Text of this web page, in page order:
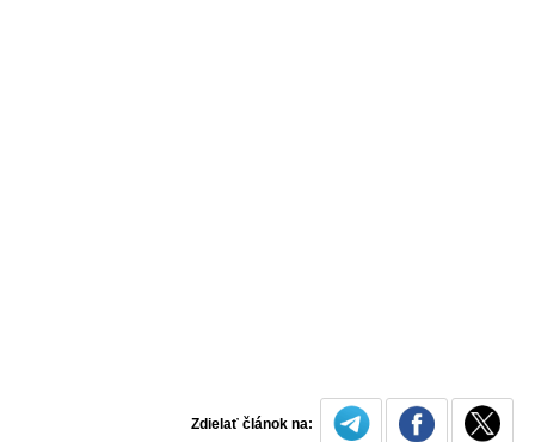
Zdielať článok na: